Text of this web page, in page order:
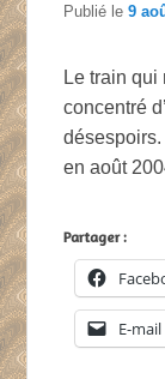
Publié le9
Le train
concentré
en août
Partager :
E-mail